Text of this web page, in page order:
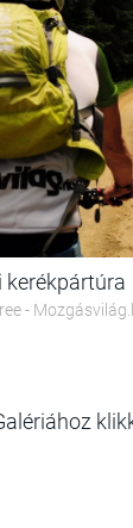
kerékpártúra
-